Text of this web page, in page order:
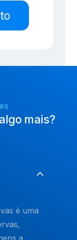
é uma
a
mais?